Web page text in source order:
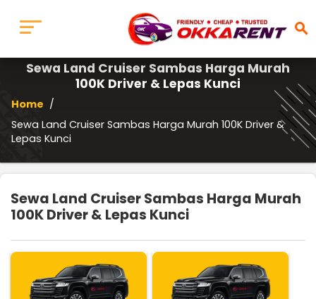
search
Sewa Land Cruiser Sambas Harga Murah
100K Driver & Lepas Kunci
Home /
Sewa Land Cruiser Sambas Harga Murah 100K Driver &
Lepas Kunci
Sewa Land Cruiser Sambas Harga Murah
100K Driver & Lepas Kunci